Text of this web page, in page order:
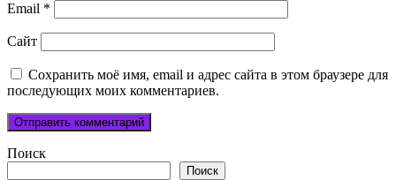
Email *
Сайт
Сохранить моё имя, email и адрес сайта в этом браузере для
последующих моих комментариев.
Поиск
Поиск